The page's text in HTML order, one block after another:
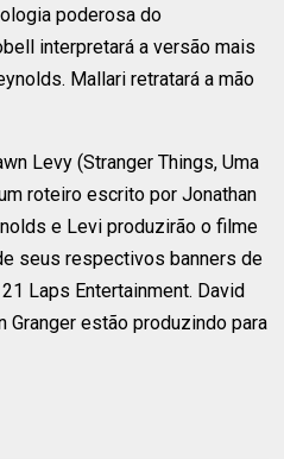
poderosa do
interpretará a versão mais
Mallari retratará a mão
Levy (Stranger Things, Uma
roteiro escrito por Jonathan
e Levi produzirão o filme
seus respectivos banners de
Laps Entertainment. David
Granger estão produzindo para